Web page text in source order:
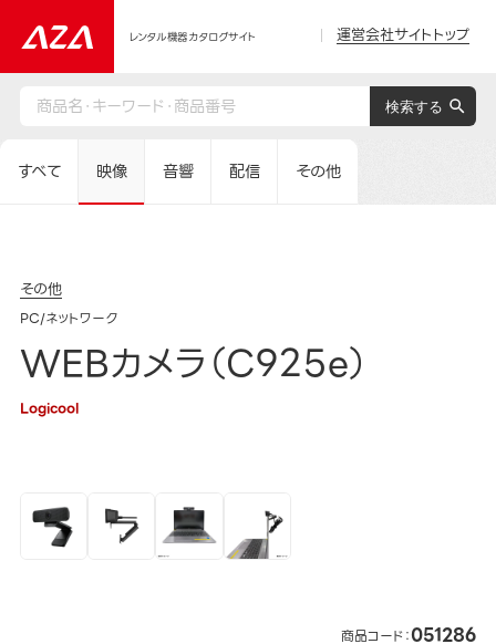
レンタル機器カタログサイト 運営会社サイトトップ
すべて 映像 音響 配信 その他
その他
PC/ネットワーク
WEBカメラ（C925e）
Logicool
商品コード：051286